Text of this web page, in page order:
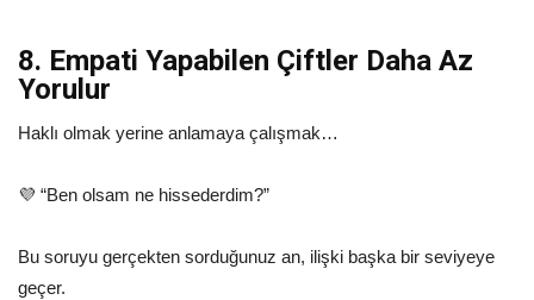
8. Empati Yapabilen Çiftler Daha Az
Yorulur
Haklı olmak yerine anlamaya çalışmak…
💜 “Ben olsam ne hissederdim?”
Bu soruyu gerçekten sorduğunuz an, ilişki başka bir seviyeye
geçer.